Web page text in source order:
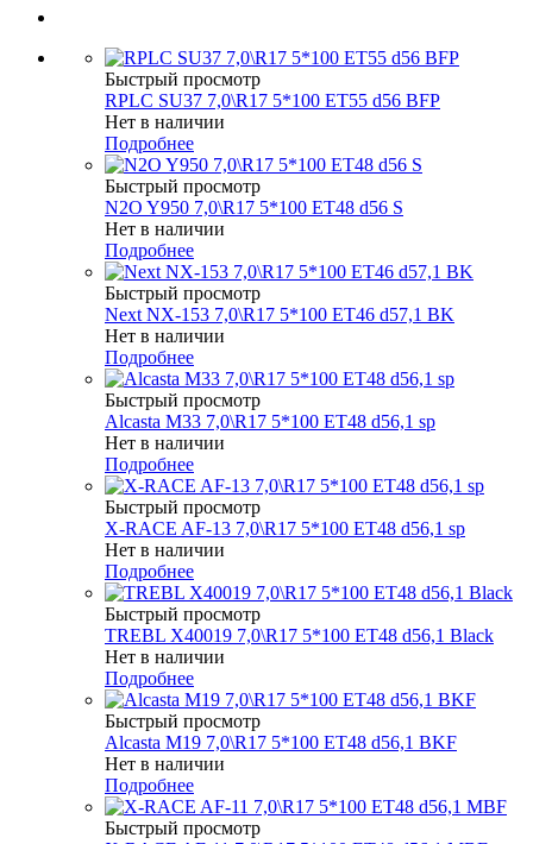
Быстрый просмотр
RPLC SU37 7,0\R17 5*100 ET55 d56 BFP
Нет в наличии
Подробнее
Быстрый просмотр
N2O Y950 7,0\R17 5*100 ET48 d56 S
Нет в наличии
Подробнее
Быстрый просмотр
Next NX-153 7,0\R17 5*100 ET46 d57,1 BK
Нет в наличии
Подробнее
Быстрый просмотр
Alcasta M33 7,0\R17 5*100 ET48 d56,1 sp
Нет в наличии
Подробнее
Быстрый просмотр
X-RACE AF-13 7,0\R17 5*100 ET48 d56,1 sp
Нет в наличии
Подробнее
Быстрый просмотр
TREBL X40019 7,0\R17 5*100 ET48 d56,1 Black
Нет в наличии
Подробнее
Быстрый просмотр
Alcasta M19 7,0\R17 5*100 ET48 d56,1 BKF
Нет в наличии
Подробнее
Быстрый просмотр